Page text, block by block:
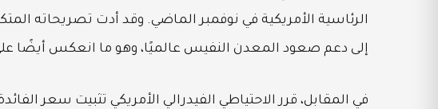
إلى دعم صعود المعدن النفيس عالميًا، وهو ما انعكس أيضًا